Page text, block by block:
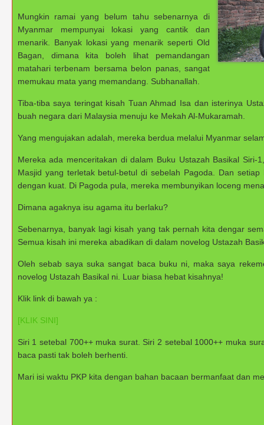
Mungkin ramai yang belum tahu sebenarnya di
Myanmar mempunyai lokasi yang cantik dan
menarik. Banyak lokasi yang menarik seperti Old
Bagan, dimana kita boleh lihat pemandangan
matahari terbenam bersama belon panas, sangat
memukau mata yang memandang. Subhanallah.
Tiba-tiba saya teringat kisah Tuan Ahmad Isa dan isterinya
buah negara dari Malaysia menuju ke Mekah Al-Mukaramah.
Yang mengujakan adalah, mereka berdua melalui Myanmar
Mereka ada menceritakan di dalam Buku Ustazah Basikal Siri-
Masjid yang terletak betul-betul di sebelah Pagoda. Dan
dengan kuat. Di Pagoda pula, mereka membunyikan loceng
Dimana agaknya isu agama itu berlaku?
Sebenarnya, banyak lagi kisah yang tak pernah kita dengar
Semua kisah ini mereka abadikan di dalam novelog Ustazah
Oleh sebab saya suka sangat baca buku ni, maka saya
novelog Ustazah Basikal ni. Luar biasa hebat kisahnya!
Klik link di bawah ya :
[KLIK SINI]
Siri 1 setebal 700++ muka surat. Siri 2 setebal 1000++ muka
baca pasti tak boleh berhenti.
Mari isi waktu PKP kita dengan bahan bacaan bermanfaat dan